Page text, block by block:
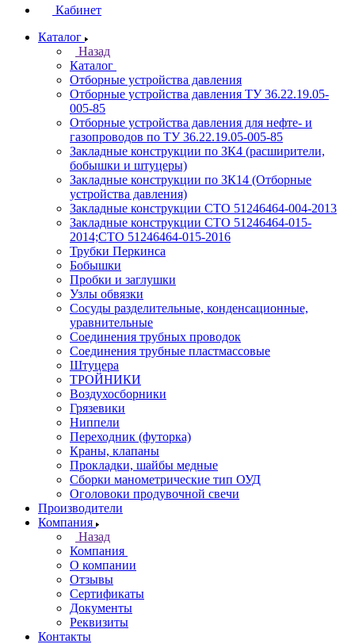
Кабинет
Каталог
Назад
Каталог
Отборные устройства давления
Отборные устройства давления ТУ 36.22.19.05-
005-85
Отборные устройства давления для нефте- и
газопроводов по ТУ 36.22.19.05-005-85
Закладные конструкции по ЗК4 (расширители,
бобышки и штуцеры)
Закладные конструкции по ЗК14 (Отборные
устройства давления)
Закладные конструкции СТО 51246464-004-2013
Закладные конструкции СТО 51246464-015-
2014;СТО 51246464-015-2016
Трубки Перкинса
Бобышки
Пробки и заглушки
Узлы обвязки
Сосуды разделительные, конденсационные,
уравнительные
Соединения трубных проводок
Соединения трубные пластмассовые
Штуцера
ТРОЙНИКИ
Воздухосборники
Грязевики
Ниппели
Переходник (футорка)
Краны, клапаны
Прокладки, шайбы медные
Сборки манометрические тип ОУД
Оголовоки продувочной свечи
Производители
Компания
Назад
Компания
О компании
Отзывы
Сертификаты
Документы
Реквизиты
Контакты